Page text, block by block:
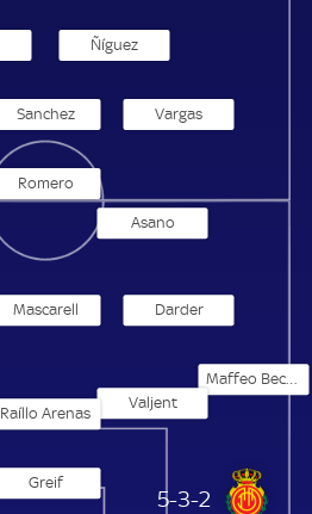
Ñíguez
Sanchez Vargas
Romero
Real Mallorca
5-3-2
Greif
Maffeo Becerra
Valjent
Raíllo Arenas
Darder
Mascarell
Asano